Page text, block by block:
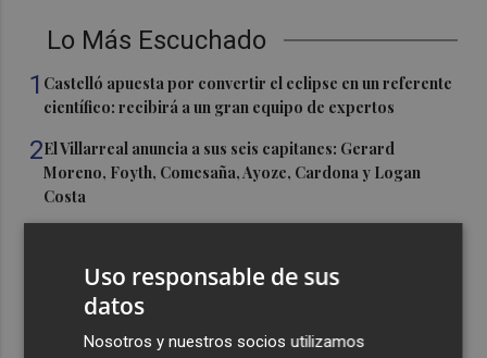
Lo Más Escuchado
1 Castelló apuesta por convertir el eclipse en un referente
científico: recibirá a un gran equipo de expertos
2El Villarreal anuncia a sus seis capitanes: Gerard
Moreno, Foyth, Comesaña, Ayoze, Cardona y Logan
Costa
San Javier da viabilidad al nuevo contrato del transporte
324 habitaciones
Uso responsable de sus
datos
Nosotros y nuestros socios utilizamos